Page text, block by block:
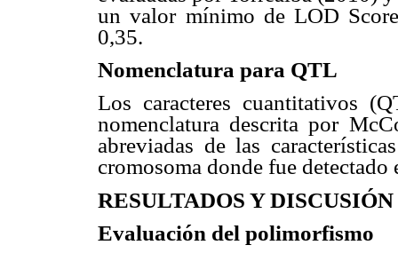
un valor mínimo de LOD
0,35.
Nomenclatura para QTL
Los caracteres cuantitativos
nomenclatura descrita por
abreviadas de las
cromosoma donde fue detectado
RESULTADOS Y DISCUSIÓN
Evaluación del polimorfismo